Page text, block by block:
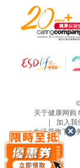
关于健康网购
加入我
生活易旗下业